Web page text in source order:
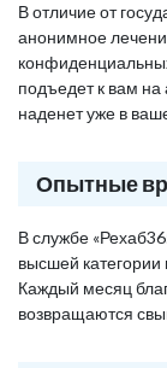
В отличие от
анонимное
подъедет к вам на
наденет уже в
Опытные
В службе
высшей
Каждый месяц
возвращаются